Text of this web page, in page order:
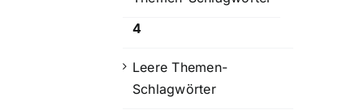
4
Leere Themen-
Schlagwörter